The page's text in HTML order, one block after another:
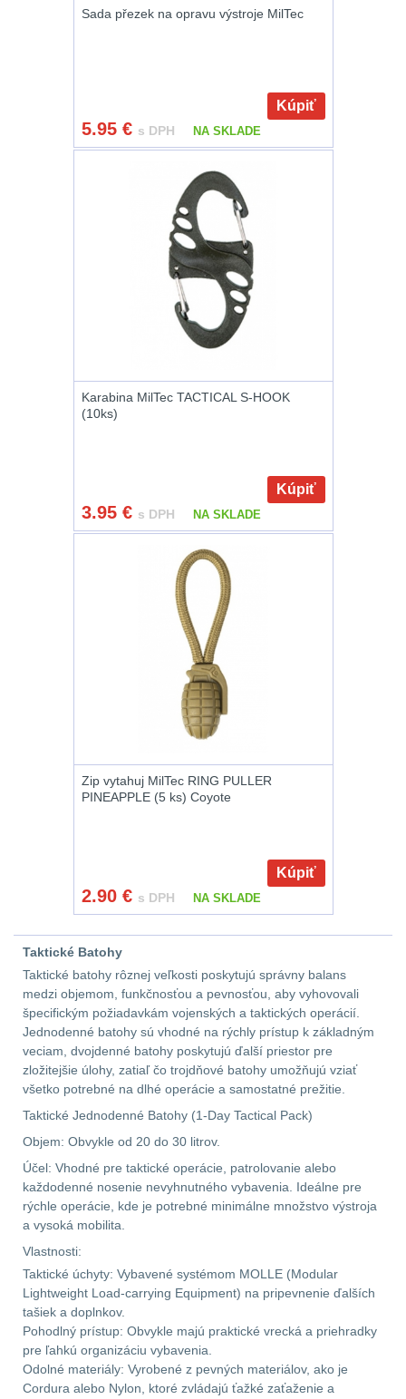
Ramenní popruhy a
vycpávky10
Karabiny a přezky 75
Zámky1
Adaptéry 32
Ostatní45
Montáže na zbraň556
Montáže pro svítilny
18
Boční montáže 11
Adaptéry a risery38
Montáže pro optiku
180
Montáže na hlaveň3
Předpažbí
Pažby51
Raily, lišty, krytky
Přední taktické
rukojeti50
Sada přezek na opravu výstroje MilTec
Kúpiť
5.95 € s DPH NA SKLADE
Karabina MilTec TACTICAL S-HOOK
(10ks)
Kúpiť
3.95 € s DPH NA SKLADE
Zip vytahuj MilTec RING PULLER
PINEAPPLE (5 ks) Coyote
Kúpiť
2.90 € s DPH NA SKLADE
Taktické Batohy
Taktické batohy rôznej veľkosti poskytujú správny balans
medzi objemom, funkčnosťou a pevnosťou, aby vyhovovali
špecifickým požiadavkám vojenských a taktických operácií.
Jednodenné batohy sú vhodné na rýchly prístup k základným
veciam, dvojdenné batohy poskytujú ďalší priestor pre
zložitejšie úlohy, zatiaľ čo trojdňové batohy umožňujú vziať
všetko potrebné na dlhé operácie a samostatné prežitie.
Taktické Jednodenné Batohy (1-Day Tactical Pack)
Objem: Obvykle od 20 do 30 litrov.
Účel: Vhodné pre taktické operácie, patrolovanie alebo
každodenné nosenie nevyhnutného vybavenia. Ideálne pre
rýchle operácie, kde je potrebné minimálne množstvo výstroja
a vysoká mobilita.
Vlastnosti:
Taktické úchyty: Vybavené systémom MOLLE (Modular
Lightweight Load-carrying Equipment) na pripevnenie ďalších
tašiek a doplnkov.
Pohodlný prístup: Obvykle majú praktické vrecká a priehradky
pre ľahkú organizáciu vybavenia.
Odolné materiály: Vyrobené z pevných materiálov, ako je
Cordura alebo Nylon, ktoré zvládajú ťažké zaťaženie a